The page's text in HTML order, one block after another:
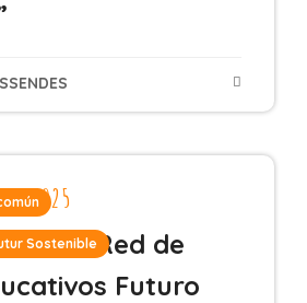
Sostenible
2025
de la Red de
Futuro